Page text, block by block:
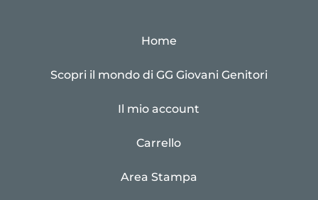
Home
Scopri il mondo di GG Giovani Genitori
Il mio account
Carrello
Area Stampa